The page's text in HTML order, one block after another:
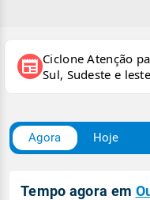
newspaper Ciclone Atenção
Sul, Sudeste e
Agora Hoje
Tempo agora em